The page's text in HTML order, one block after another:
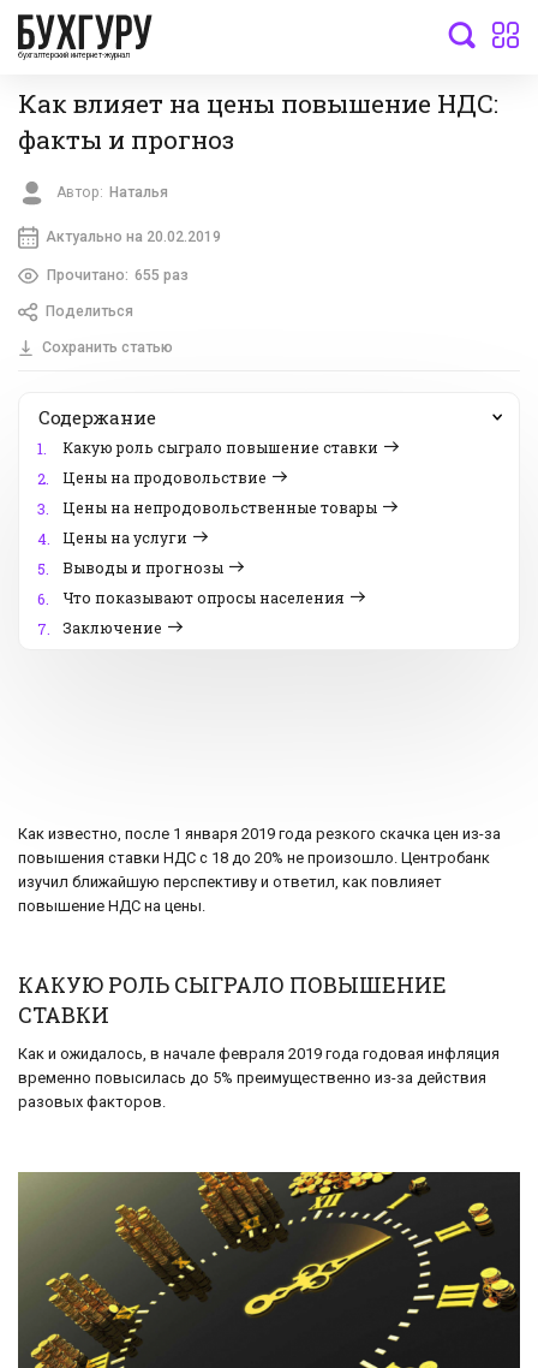
бухгалтерский интернет-журнал
Как влияет на цены повышение НДС:
факты и прогноз
Автор: Наталья
Актуально на 20.02.2019
Прочитано: 655 раз
Поделиться
Сохранить статью
Содержание
1.
Какую роль сыграло повышение ставки
2.
Цены на продовольствие
3.
Цены на непродовольственные товары
4.
Цены на услуги
5.
Выводы и прогнозы
6.
Что показывают опросы населения
7.
Заключение
Как известно, после 1 января 2019 года резкого скачка цен из-за
повышения ставки НДС с 18 до 20% не произошло. Центробанк
изучил ближайшую перспективу и ответил, как повлияет
повышение НДС на цены.
КАКУЮ РОЛЬ СЫГРАЛО ПОВЫШЕНИЕ
СТАВКИ
Как и ожидалось, в начале февраля 2019 года годовая инфляция
временно повысилась до 5% преимущественно из-за действия
разовых факторов.